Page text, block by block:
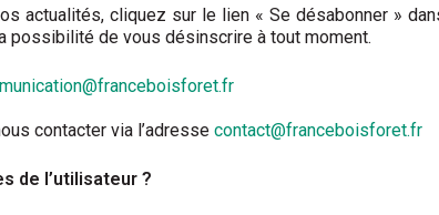
actualités, cliquez sur le lien « Se désabonner »
de vous désinscrire à tout moment.
contacter via l’adresse contact@franceboisforet.fr
de l’utilisateur ?